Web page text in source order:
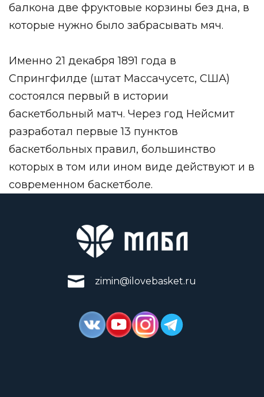
балкона две фруктовые корзины без дна, в
которые нужно было забрасывать мяч.
Именно 21 декабря 1891 года в
Спрингфилде (штат Массачусетс, США)
состоялся первый в истории
баскетбольный матч. Через год Нейсмит
разработал первые 13 пунктов
баскетбольных правил, большинство
которых в том или ином виде действуют и в
современном баскетболе.
zimin@ilovebasket.ru